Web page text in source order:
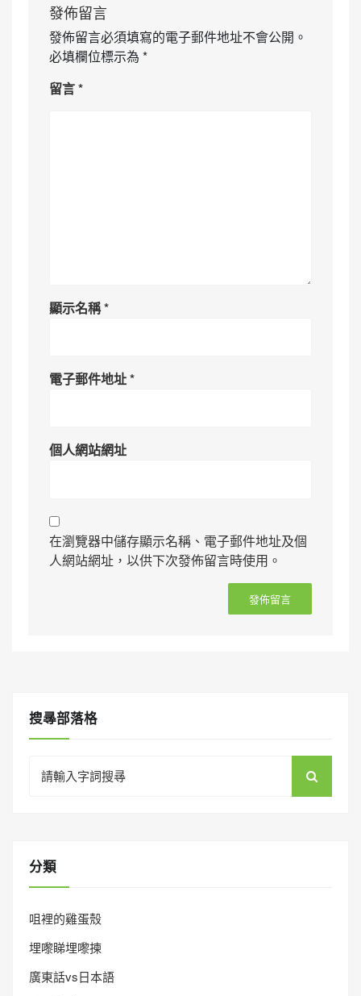
發佈留言
發佈留言必須填寫的電子郵件地址不會公開。
必填欄位標示為 *
留言*
顯示名稱*
電子郵件地址*
個人網站網址
在瀏覽器中儲存顯示名稱、電子郵件地址及個
人網站網址，以供下次發佈留言時使用。
搜㝷部落格
for:
分類
咀裡的雞蛋殼
埋嚟睇埋嚟揀
廣東話vs日本語